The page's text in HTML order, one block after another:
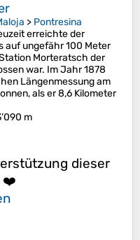
> Pontresina
erreichte der
auf ungefähr 100 Meter
Morteratsch der
war. Im Jahr 1878
Längenmessung am
als er 8,6 Kilometer
m
dieser
❤️